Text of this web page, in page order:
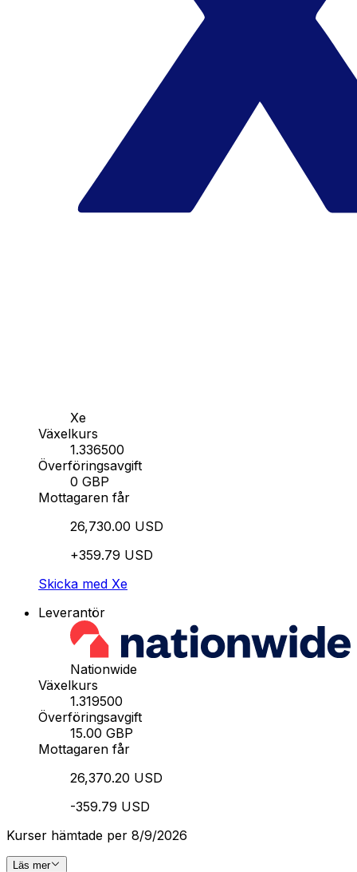
Xe
Växelkurs
1.336500
Överföringsavgift
0 GBP
Mottagaren får
26,730.00 USD
+359.79 USD
Skicka med Xe
Leverantör
Nationwide
Växelkurs
1.319500
Överföringsavgift
15.00 GBP
Mottagaren får
26,370.20 USD
-359.79 USD
Kurser hämtade per 8/9/2026
Läs mer